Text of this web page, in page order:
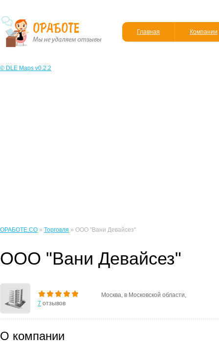
Главная Компании
© DLE Maps v0.2.2
ОРАБОТЕ.CO » Торговля » ООО "Вани Девайсез"
ООО "Вани Девайсез"
7 отзывов
Москва, в Московской области,
О компании